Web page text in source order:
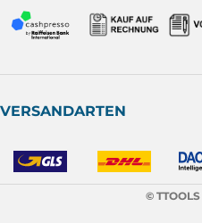
VERSANDARTEN
© TTOOLS